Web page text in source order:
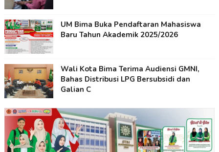
UM Bima Buka Pendaftaran Mahasiswa
Baru Tahun Akademik 2025/2026
Wali Kota Bima Terima Audiensi GMNI,
Bahas Distribusi LPG Bersubsidi dan
Galian C